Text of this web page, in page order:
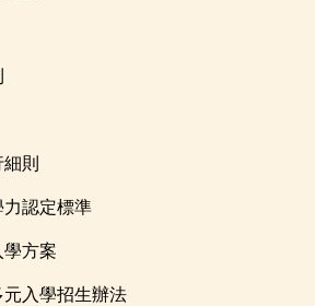
則
力認定標準
學方案
入學招生辦法